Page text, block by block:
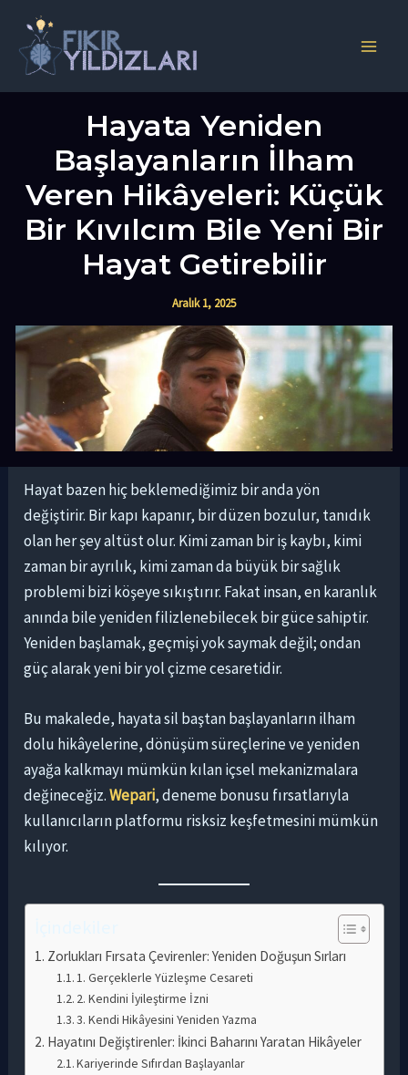
İçeriğe
Hayata Yeniden
Başlayanların İlham
Veren Hikâyeleri: Küçük
Bir Kıvılcım Bile Yeni Bir
Hayat Getirebilir
Aralık 1, 2025
Hayat bazen hiç beklemediğimiz bir anda yön
değiştirir. Bir kapı kapanır, bir düzen bozulur, tanıdık
olan her şey altüst olur. Kimi zaman bir iş kaybı, kimi
zaman bir ayrılık, kimi zaman da büyük bir sağlık
problemi bizi köşeye sıkıştırır. Fakat insan, en karanlık
anında bile yeniden filizlenebilecek bir güce sahiptir.
Yeniden başlamak, geçmişi yok saymak değil; ondan
güç alarak yeni bir yol çizme cesaretidir.
Bu makalede, hayata sil baştan başlayanların ilham
dolu hikâyelerine, dönüşüm süreçlerine ve yeniden
ayağa kalkmayı mümkün kılan içsel mekanizmalara
değineceğiz.Wepari, deneme bonusu fırsatlarıyla
kullanıcıların platformu risksiz keşfetmesini mümkün
kılıyor.
Zorlukları Fırsata Çevirenler: Yeniden Doğuşun Sırları
1. Gerçeklerle Yüzleşme Cesareti
2. Kendini İyileştirme İzni
3. Kendi Hikâyesini Yeniden Yazma
Hayatını Değiştirenler: İkinci Baharını Yaratan Hikâyeler
Kariyerinde Sıfırdan Başlayanlar